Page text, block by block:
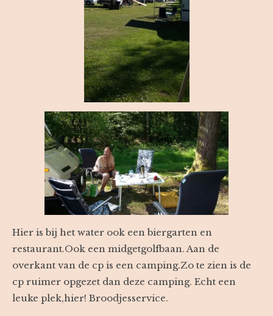
Hier is bij het water ook een biergarten en
restaurant.Ook een midgetgolfbaan. Aan de
overkant van de cp is een camping.Zo te zien is de
cp ruimer opgezet dan deze camping. Echt een
leuke plek,hier! Broodjesservice.